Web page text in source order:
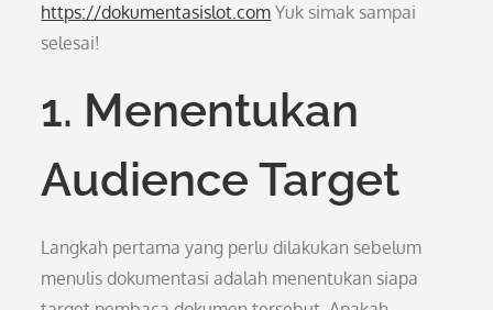
https://dokumentasislot.com Yuk simak sampai
selesai!
1. Menentukan
Audience Target
Langkah pertama yang perlu dilakukan sebelum
menulis dokumentasi adalah menentukan siapa